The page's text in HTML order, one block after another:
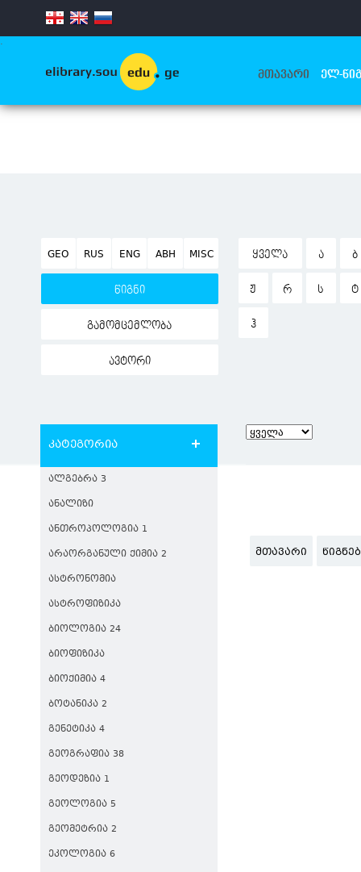
.
ᲛᲗᲐᲕᲐᲠᲘ ᲔᲚ-
GEO RUS ENG ABH MISC
წიგნი
გამომცემლობა
ავტორი
ᲧᲕᲔᲚᲐ Ა Ბ
Ჟ Რ Ს Ტ
Ჰ
კატეგორია
ᲐᲚᲒᲔᲑᲠᲐ 3
ᲐᲜᲐᲚᲘᲖᲘ
ᲐᲜᲗᲠᲝᲞᲝᲚᲝᲒᲘᲐ 1
ᲐᲠᲐᲝᲠᲒᲐᲜᲣᲚᲘ ᲥᲘᲛᲘᲐ 2
ᲐᲡᲢᲠᲝᲜᲝᲛᲘᲐ
ᲐᲡᲢᲠᲝᲤᲘᲖᲘᲙᲐ
ᲑᲘᲝᲚᲝᲒᲘᲐ 24
ᲑᲘᲝᲤᲘᲖᲘᲙᲐ
ᲑᲘᲝᲥᲘᲛᲘᲐ 4
ᲑᲝᲢᲐᲜᲘᲙᲐ 2
ᲒᲔᲜᲔᲢᲘᲙᲐ 4
ᲒᲔᲝᲒᲠᲐᲤᲘᲐ 38
ᲒᲔᲝᲓᲔᲖᲘᲐ 1
ᲒᲔᲝᲚᲝᲒᲘᲐ 5
ᲒᲔᲝᲛᲔᲢᲠᲘᲐ 2
ᲔᲙᲝᲚᲝᲒᲘᲐ 6
ᲛᲗᲐᲕᲐᲠᲘ